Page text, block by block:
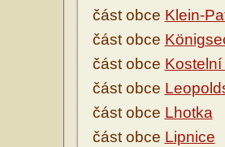
část obce Klein-
část obce
část obce
část obce
část obce Lhotka
část obce Lipnice